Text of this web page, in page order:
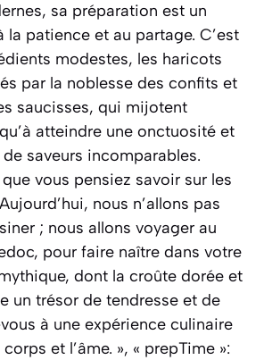
sa préparation est un
la patience et au partage. C’est
modestes, les haricots
par la noblesse des confits et
saucisses, qui mijotent
atteindre une onctuosité et
saveurs incomparables.
vous pensiez savoir sur les
nous n’allons pas
; nous allons voyager au
pour faire naître dans votre
dont la croûte dorée et
un trésor de tendresse et de
à une expérience culinaire
et l’âme. », « prepTime »: